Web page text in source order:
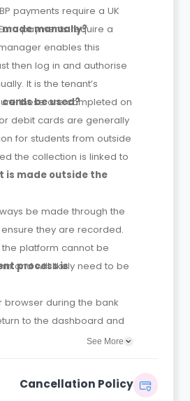
payments require a UK
payments require a
manually?
enables this
then log in and authorise
It is the tenant’s
these are completed on
be used?
debit cards are generally
for students from outside
the collection is linked to
is made outside the
be made through the
they are recorded.
platform cannot be
and will likely need to be
process is
browser during the bank
to the dashboard and
to pick up where they
See More
Cancellation Policy